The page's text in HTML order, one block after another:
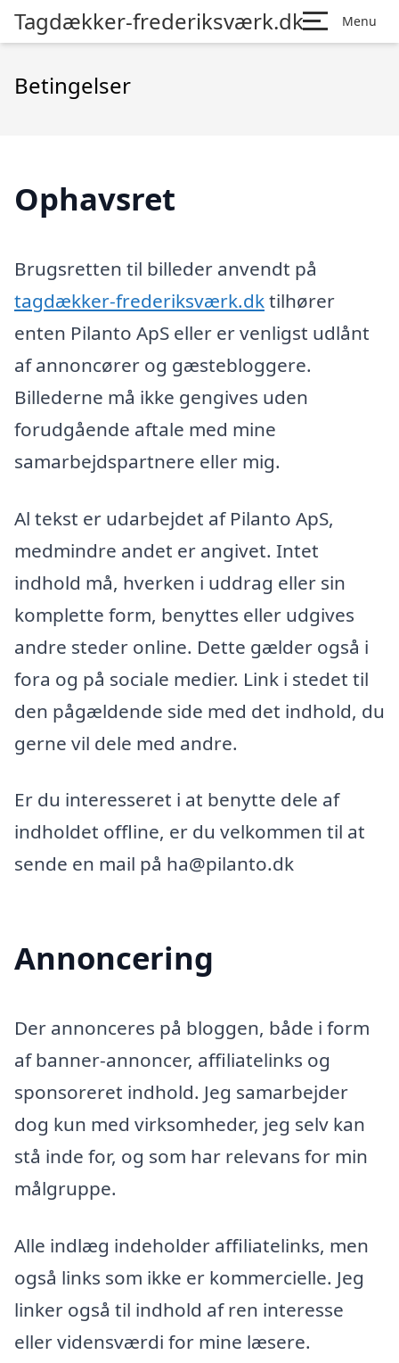
Tagdækker-frederiksværk.dk Menu
Betingelser
Ophavsret
Brugsretten til billeder anvendt på
tagdækker-frederiksværk.dktilhører
enten Pilanto ApS eller er venligst udlånt
af annoncører og gæstebloggere.
Billederne må ikke gengives uden
forudgående aftale med mine
samarbejdspartnere eller mig.
Al tekst er udarbejdet af Pilanto ApS,
medmindre andet er angivet. Intet
indhold må, hverken i uddrag eller sin
komplette form, benyttes eller udgives
andre steder online. Dette gælder også i
fora og på sociale medier. Link i stedet til
den pågældende side med det indhold, du
gerne vil dele med andre.
Er du interesseret i at benytte dele af
indholdet offline, er du velkommen til at
sende en mail på ha@pilanto.dk
Annoncering
Der annonceres på bloggen, både i form
af banner-annoncer, affiliatelinks og
sponsoreret indhold. Jeg samarbejder
dog kun med virksomheder, jeg selv kan
stå inde for, og som har relevans for min
målgruppe.
Alle indlæg indeholder affiliatelinks, men
også links som ikke er kommercielle. Jeg
linker også til indhold af ren interesse
eller vidensværdi for mine læsere.